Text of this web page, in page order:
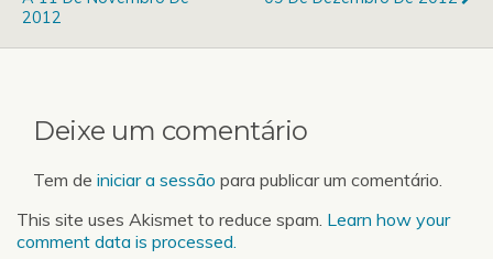
2012
Deixe um comentário
Tem de iniciar a sessão para publicar um comentário.
This site uses Akismet to reduce spam. Learn how your
comment data is processed.